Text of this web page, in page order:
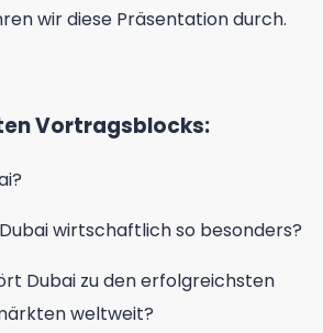
wir diese Präsentation durch.
Vortragsblocks:
wirtschaftlich so besonders?
Dubai zu den erfolgreichsten
weltweit?